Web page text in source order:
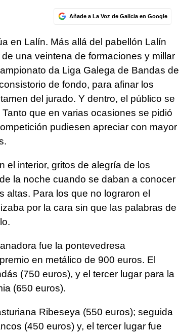
Añade a La Voz de Galicia en Google
en Lalín. Más allá del pabellón Lalín
una veintena de formaciones y millar
da Liga Galega de Bandas de
de fondo, para afinar los
del jurado. Y dentro, el público se
que en varias ocasiones se pidió
pudiesen apreciar con mayor
el interior, gritos de alegría de los
la noche cuando se daban a conocer
altas. Para los que no lograron el
por la cara sin que las palabras de
fue la pontevedresa
en metálico de 900 euros. El
(750 euros), y el tercer lugar para la
(650 euros).
Ribeseya (550 euros); seguida
(450 euros) y, el tercer lugar fue